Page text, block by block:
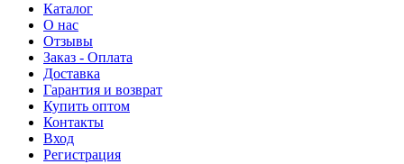
Каталог
О нас
Отзывы
Заказ - Оплата
Доставка
Гарантия и возврат
Купить оптом
Контакты
Вход
Регистрация